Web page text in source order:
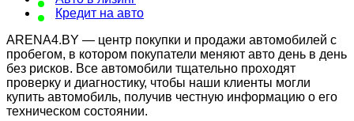
Кредит на авто
ARENA4.BY — центр покупки и продажи автомобилей с
пробегом, в котором покупатели меняют авто день в день
без рисков. Все автомобили тщательно проходят
проверку и диагностику, чтобы наши клиенты могли
купить автомобиль, получив честную информацию о его
техническом состоянии.